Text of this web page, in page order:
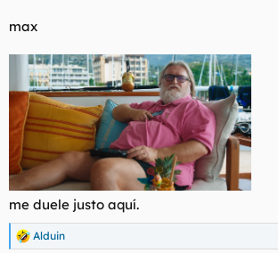
max
me duele justo aquí.
R
Alduin